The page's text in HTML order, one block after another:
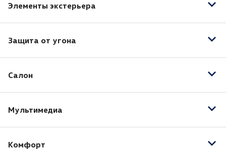
Датчик дождя
Датчик света
Электрообогрев лобового стекла
Элементы экстерьера
Электропривод зеркал
Защита от угона
Иммобилайзер
Салон
Тонированные стекла
Тёмный салон
Отделка кожей рулевого колеса
Мультимедиа
Bluetooth
Комфорт